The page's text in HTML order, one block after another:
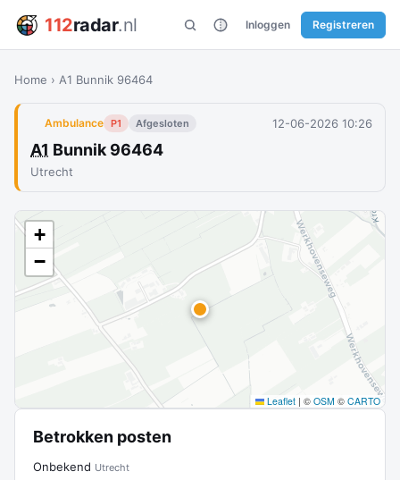
112radar.nl Inloggen Registreren
Home › A1 Bunnik 96464
Ambulance P1 Afgesloten 12-06-2026 10:26
A1 Bunnik 96464
Utrecht
+
−
Leaflet | © OSM © CARTO
Betrokken posten
Onbekend Utrecht